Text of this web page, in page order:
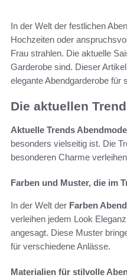
In der Welt der festlichen
Hochzeiten oder
Frau strahlen. Die aktuelle
Garderobe sind. Dieser
elegante Abendgarderobe für
Die aktuellen
Aktuelle Trends Abendmode
besonders vielseitig ist. Die
besonderen Charme
Farben und Muster, die im
In der Welt der Farben
verleihen jedem Look
angesagt. Diese Muster
für verschiedene Anlässe.
Materialien für stilvolle